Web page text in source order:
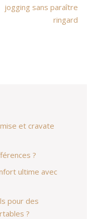
jogging sans paraître
ringard
et cravate
?
ultime avec
pour des
?